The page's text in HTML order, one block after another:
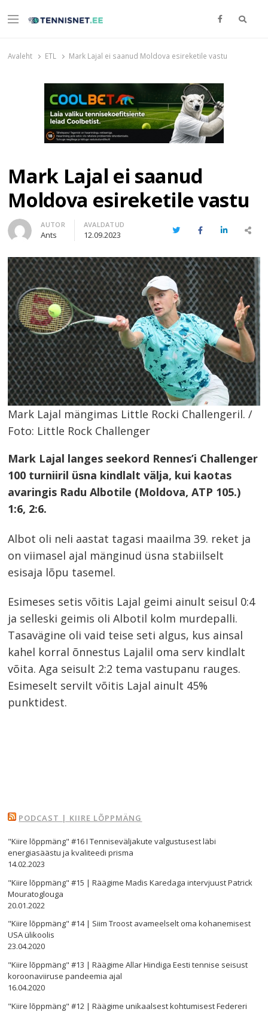
Menu Otsi
Avaleht ETL Mark Lajal ei saanud Moldova esireketile vastu
Mark Lajal ei saanud
Moldova esireketile vastu
Author
AUTOR
Ants
AVALDATUD
12.09.2023 TwitterFacebookLinkedInShare
Mark Lajal mängimas Little Rocki Challengeril. /
Foto: Little Rock Challenger
Mark Lajal langes seekord Rennes’i Challenger
100 turniiril üsna kindlalt välja, kui kaotas
avaringis Radu Albotile (Moldova, ATP 105.)
1:6, 2:6.
Albot oli neli aastat tagasi maailma 39. reket ja
on viimasel ajal mänginud üsna stabiilselt
esisaja lõpu tasemel.
Esimeses setis võitis Lajal geimi ainult seisul 0:4
ja selleski geimis oli Albotil kolm murdepalli.
Tasavägine oli vaid teise seti algus, kus ainsal
kahel korral õnnestus Lajalil oma serv kindlalt
võita. Aga seisult 2:2 tema vastupanu rauges.
Esimeselt servilt võitis Lajal ainult 45%
punktidest.
PODCAST | KIIRE LÕPPMÄNG
"Kiire lõppmäng" #16 I Tenniseväljakute valgustusest läbi
energiasäästu ja kvaliteedi prisma
14.02.2023
"Kiire lõppmäng" #15 | Räägime Madis Karedaga intervjuust Patrick
Mouratoglouga
20.01.2022
"Kiire lõppmäng" #14 | Siim Troost avameelselt oma kohanemisest
USA ülikoolis
23.04.2020
"Kiire lõppmäng" #13 | Räägime Allar Hindiga Eesti tennise seisust
koroonaviiruse pandeemia ajal
16.04.2020
"Kiire lõppmäng" #12 | Räägime unikaalsest kohtumisest Federeri